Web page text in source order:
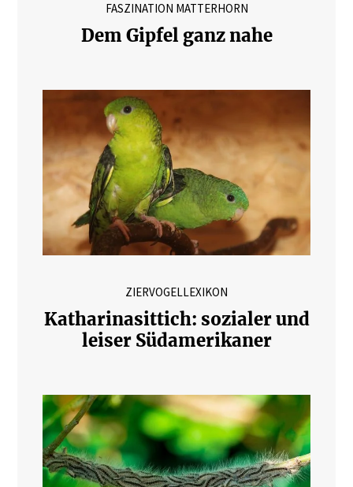
FASZINATION MATTERHORN
Dem Gipfel ganz nahe
ZIERVOGELLEXIKON
Katharinasittich: sozialer und
leiser Südamerikaner